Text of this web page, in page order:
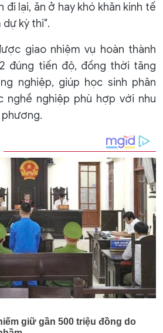
đi lại, ăn ở hay khó khăn kinh tế
kỳ thi".
giao nhiệm vụ hoàn thành
đúng tiến độ, đồng thời tăng
nghiệp, giúp học sinh phân
nghề nghiệp phù hợp với nhu